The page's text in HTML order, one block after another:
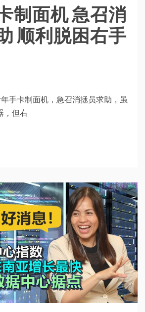
制面机 急召消
顺利脱困右手
年手卡制面机，急召消拯员求助，虽
，但右